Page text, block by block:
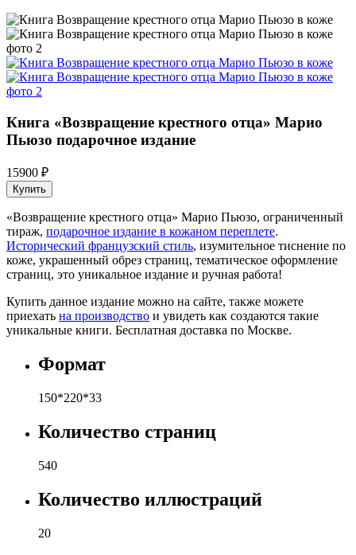
Книга «‎Возвращение крестного отца» Марио
Пьюзо подарочное издание
15900 ₽
Купить
«‎Возвращение крестного отца» Марио Пьюзо, ограниченный
тираж, подарочное издание в кожаном переплете.
Исторический французский стиль, изумительное тиснение по
коже, украшенный обрез страниц, тематическое оформление
страниц, это уникальное издание и ручная работа!
Купить данное издание можно на сайте, также можете
приехать на производство и увидеть как создаются такие
уникальные книги. Бесплатная доставка по Москве.
Формат
150*220*33
Количество страниц
540
Количество иллюстраций
20